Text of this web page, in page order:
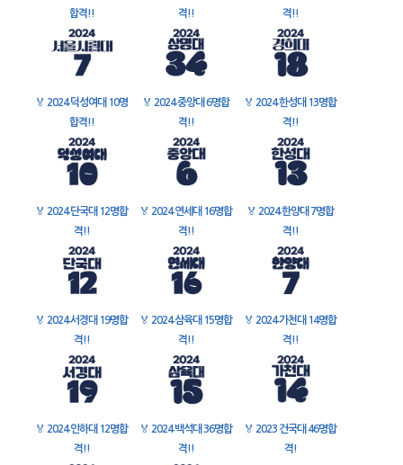
합격!!
격!!
격!!
🏅 2024 덕성여대 10명
합격!!
🏅 2024 중앙대 6명합
격!!
🏅 2024 한성대 13명합
격!!
🏅 2024 단국대 12명합
격!!
🏅 2024 연세대 16명합
격!!
🏅 2024 한양대 7명합
격!!
🏅 2024 서경대 19명합
격!!
🏅 2024 삼육대 15명합
격!!
🏅 2024 가천대 14명합
격!!
🏅 2024 인하대 12명합
격!!
🏅 2024 백석대 36명합
격!!
🏅 2023 건국대 46명합
격!